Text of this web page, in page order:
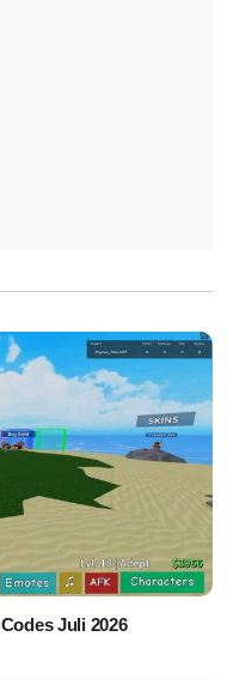
Juli 2026